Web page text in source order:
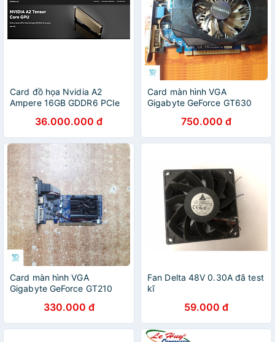
Card đồ họa Nvidia A2
Ampere 16GB GDDR6 PCIe
36.000.000 đ
Card màn hình VGA
Gigabyte GeForce GT630
chơi game Giga gt630 2G
D3
750.000 đ
Card màn hình VGA
Gigabyte GeForce GT210
chơi game Giga Gt210 1G D3
330.000 đ
Fan Delta 48V 0.30A đã test
kĩ
59.000 đ